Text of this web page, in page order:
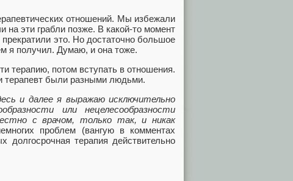
отношений. Мы избежали
на эти грабли позже. В какой-то момент
это. Но достаточно большое
я получил. Думаю, и она тоже.
терапию, потом вступать в отношения.
терапевт были разными людьми.
и далее я выражаю исключительно
или нецелесообразности
с врачом, только так, и никак
проблем (вангую в комментах
долгосрочная терапия действительно